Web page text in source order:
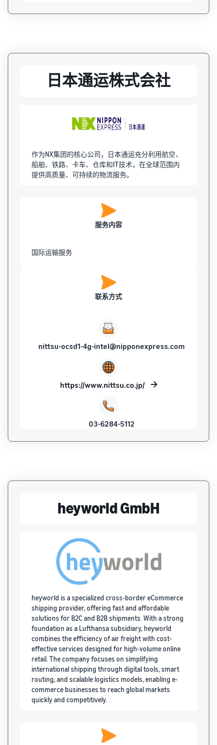
日本通运株式会社
作为NX集团的核心公司，日本通运充分利用航空、
船舶、铁路、卡车、仓库和IT技术，在全球范围内
提供高质量、可持续的物流服务。
服务内容
国际运输服务
联系方式
nittsu-ocsd1-4g-intel@nipponexpress.com
https://www.nittsu.co.jp/
03-6284-5112
heyworld GmbH
heyworld is a specialized cross-border eCommerce
shipping provider, offering fast and affordable
solutions for B2C and B2B shipments. With a strong
foundation as a Lufthansa subsidiary, heyworld
combines the efficiency of air freight with cost-
effective services designed for high-volume online
retail. The company focuses on simplifying
international shipping through digital tools, smart
routing, and scalable logistics models, enabling e-
commerce businesses to reach global markets
quickly and competitively.